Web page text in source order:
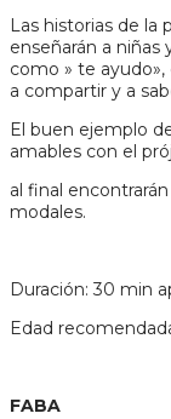
Las historias de la
enseñarán a niñas
como » te ayudo»,
a compartir y a
El buen ejemplo
amables con el
al final
modales.
Duración: 30 min
Edad
FABA